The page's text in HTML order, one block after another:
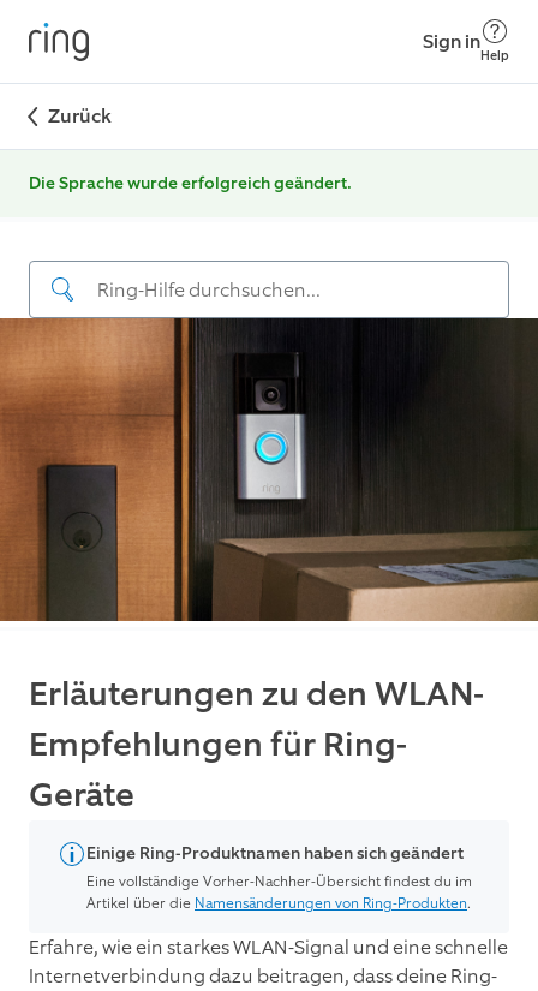
Sign in
Help
Zurück
Die Sprache wurde erfolgreich geändert.
Erläuterungen zu den WLAN-
Empfehlungen für Ring-
Geräte
Einige Ring-Produktnamen haben sich geändert
Eine vollständige Vorher-Nachher-Übersicht findest du im
Artikel über die Namensänderungen von Ring-Produkten.
Erfahre, wie ein starkes WLAN-Signal und eine schnelle
Internetverbindung dazu beitragen, dass deine Ring-